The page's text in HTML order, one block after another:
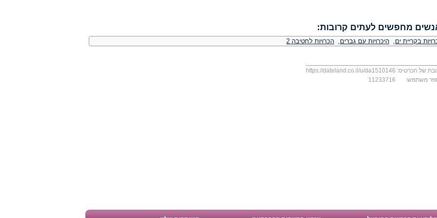
מחפשים לעתים קרובות:
בקריית ים, היכרויות עם גברים, הכרויות לחטיבה 2
של הכרטיס: https://dateland.co.il/u/da1510146
משתמש:
11233716